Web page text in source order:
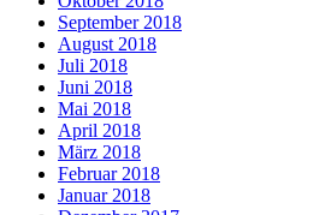
September 2018
August 2018
Juli 2018
Juni 2018
Mai 2018
April 2018
März 2018
Februar 2018
Januar 2018